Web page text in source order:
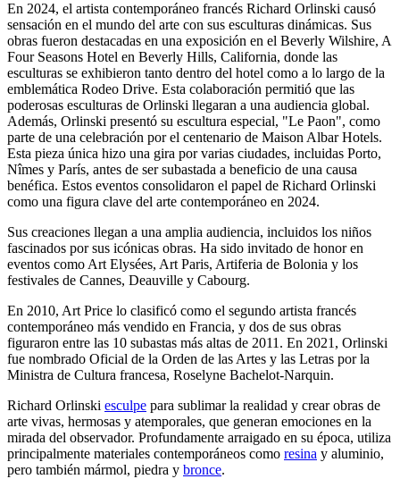
En 2024, el artista contemporáneo francés Richard Orlinski causó
sensación en el mundo del arte con sus esculturas dinámicas. Sus
obras fueron destacadas en una exposición en el Beverly Wilshire, A
Four Seasons Hotel en Beverly Hills, California, donde las
esculturas se exhibieron tanto dentro del hotel como a lo largo de la
emblemática Rodeo Drive. Esta colaboración permitió que las
poderosas esculturas de Orlinski llegaran a una audiencia global.
Además, Orlinski presentó su escultura especial, "Le Paon", como
parte de una celebración por el centenario de Maison Albar Hotels.
Esta pieza única hizo una gira por varias ciudades, incluidas Porto,
Nîmes y París, antes de ser subastada a beneficio de una causa
benéfica. Estos eventos consolidaron el papel de Richard Orlinski
como una figura clave del arte contemporáneo en 2024.
Sus creaciones llegan a una amplia audiencia, incluidos los niños
fascinados por sus icónicas obras. Ha sido invitado de honor en
eventos como Art Elysées, Art Paris, Artiferia de Bolonia y los
festivales de Cannes, Deauville y Cabourg.
En 2010, Art Price lo clasificó como el segundo artista francés
contemporáneo más vendido en Francia, y dos de sus obras
figuraron entre las 10 subastas más altas de 2011. En 2021, Orlinski
fue nombrado Oficial de la Orden de las Artes y las Letras por la
Ministra de Cultura francesa, Roselyne Bachelot-Narquin.
Richard Orlinski esculpe para sublimar la realidad y crear obras de
arte vivas, hermosas y atemporales, que generan emociones en la
mirada del observador. Profundamente arraigado en su época, utiliza
principalmente materiales contemporáneos como resina y aluminio,
pero también mármol, piedra y bronce.